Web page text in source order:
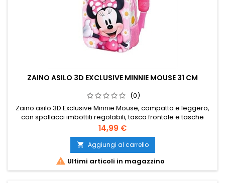
ZAINO ASILO 3D EXCLUSIVE MINNIE MOUSE 31 CM
(0)
Zaino asilo 3D Exclusive Minnie Mouse, compatto e leggero,
con spallacci imbottiti regolabili, tasca frontale e tasche
laterali portaborraccia. Misura 31 × 26 × 11 cm ed è indicato
per bambini da 2 a 7 anni.
Prezzo
14,99 €
 Aggiungi al carrello
 Ultimi articoli in magazzino